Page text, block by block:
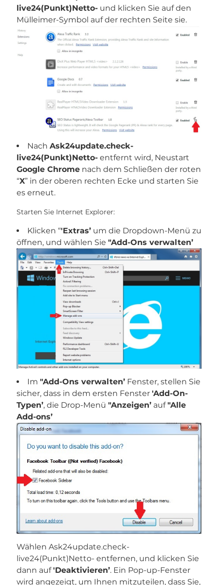
live24(Punkt)Netto-und klicken Sie auf den
Mülleimer-Symbol auf der rechten Seite sie.
Nach Ask24update.check-
live24(Punkt)Netto-entfernt wird, Neustart
Google Chromenach dem Schließen der roten
“X” in der oberen rechten Ecke und starten Sie
es erneut.
Starten Sie Internet Explorer:
Klicken “'Extras’um die Dropdown-Menü zu
öffnen, und wählen Sie "Add-Ons verwalten’
Im "Add-Ons verwalten’Fenster, stellen Sie
sicher, dass in dem ersten Fenster 'Add-On-
Typen’, die Drop-Menü "Anzeigen’auf"Alle
Add-ons’
Wählen Ask24update.check-
live24(Punkt)Netto- entfernen, und klicken Sie
dann auf'Deaktivieren’. Ein Pop-up-Fenster
wird angezeigt, um Ihnen mitzuteilen, dass Sie,